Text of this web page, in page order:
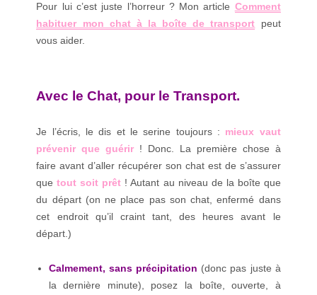
Pour lui c’est juste l’horreur ? Mon article Comment
habituer mon chat à la boîte de transport
peut
vous aider.
Avec le Chat, pour le Transport.
Je l’écris, le dis et le serine toujours : mieux vaut
prévenir que guérir ! Donc. La première chose à
faire avant d’aller récupérer son chat est de s’assurer
quetout soit prêt ! Autant au niveau de la boîte que
du départ (on ne place pas son chat, enfermé dans
cet endroit qu’il craint tant, des heures avant le
départ.)
Calmement, sans précipitation (donc pas juste à
la dernière minute), posez la boîte, ouverte, à